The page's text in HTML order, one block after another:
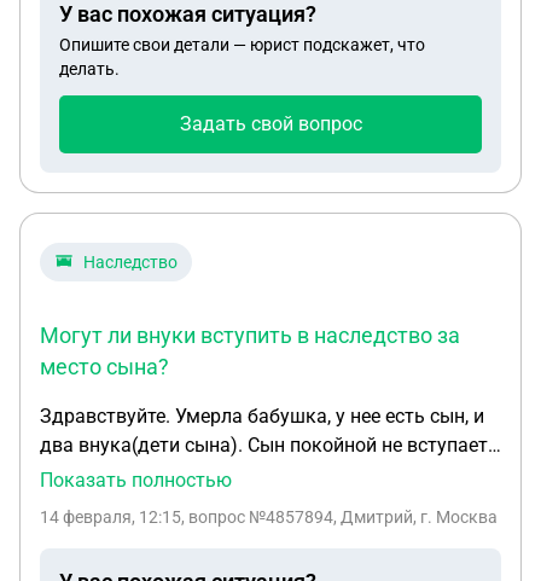
У вас похожая ситуация?
Опишите свои детали — юрист подскажет, что
делать.
Задать свой вопрос
Наследство
Могут ли внуки вступить в наследство за
место сына?
Здравствуйте. Умерла бабушка, у нее есть сын, и
два внука(дети сына). Сын покойной не вступает
в наследство(бездействует). Есть квартира, в
второго внука нет доли есть только прописка.
Показать полностью
14 февраля, 12:15, вопрос №4857894, Дмитрий, г. Москва